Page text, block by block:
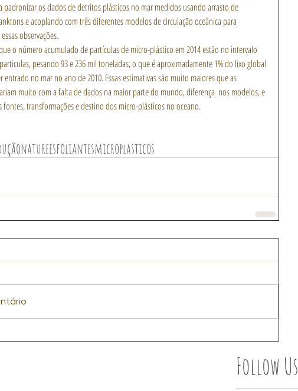
os dados de detritos plásticos no mar medidos usando arrasto de
e acoplando com três diferentes modelos de circulação oceânica para
observações.
o número acumulado de partículas de micro-plástico em 2014 estão no intervalo
pesando 93 e 236 mil toneladas, o que é aproximadamente 1% do lixo global
no mar no ano de 2010. Essas estimativas são muito maiores que as
muito com a falta de dados na maior parte do mundo, diferença  nos modelos, e
transformações e destino dos micro-plásticos no oceano.
natureesfoliantesmicroplasticos
Follow Us